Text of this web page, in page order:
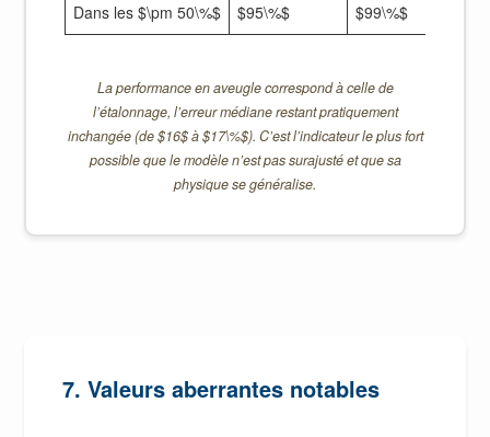
Dans les $\pm 50\%$
$95\%$ $99\%$
La performance en aveugle correspond à celle de
l’étalonnage, l’erreur médiane restant pratiquement
inchangée (de $16$ à $17\%$). C’est l’indicateur le plus fort
possible que le modèle n’est pas surajusté et que sa
physique se généralise.
7. Valeurs aberrantes notables